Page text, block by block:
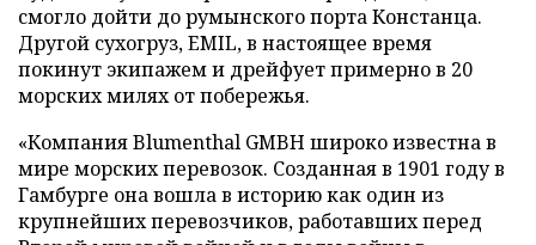
смогло дойти до румынского порта Констанца.
Другой сухогруз, EMIL, в настоящее время
покинут экипажем и дрейфует примерно в 20
морских милях от побережья.
«Компания Blumenthal GMBH широко известна в
мире морских перевозок. Созданная в 1901 году в
Гамбурге она вошла в историю как один из
крупнейших перевозчиков, работавших перед